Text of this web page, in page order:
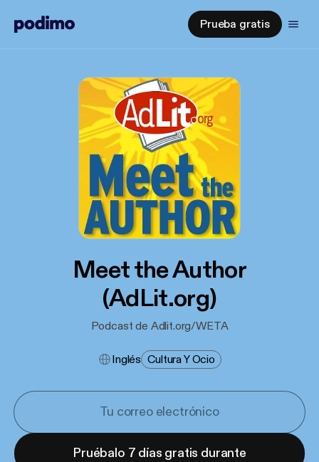
Prueba gratis
Meet the Author
(AdLit.org)
Podcast de Adlit.org/WETA
Inglés Cultura Y Ocio
Pruébalo 7 días gratis durante